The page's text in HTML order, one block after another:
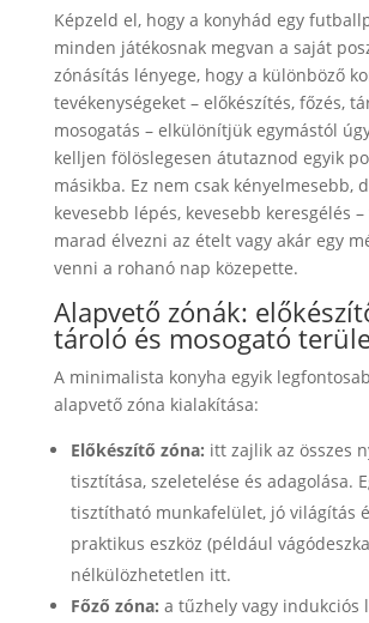
Képzeld el, hogy a konyhád egy
minden játékosnak megvan a saját
zónásítás lényege, hogy a különböző
tevékenységeket – előkészítés, főzés,
mosogatás – elkülönítjük egymástól
kelljen fölöslegesen átutaznod egyik
másikba. Ez nem csak kényelmesebb,
kevesebb lépés, kevesebb keresgélés
marad élvezni az ételt vagy akár egy
venni a rohanó nap közepette.
Alapvető zónák:
tároló és mosogató
A minimalista konyha egyik
alapvető zóna kialakítása:
Előkészítő zóna: itt zajlik az összes
tisztítása, szeletelése és adagolása.
tisztítható munkafelület, jó világítás
praktikus eszköz (például
nélkülözhetetlen itt.
Főző zóna: a tűzhely vagy indukciós